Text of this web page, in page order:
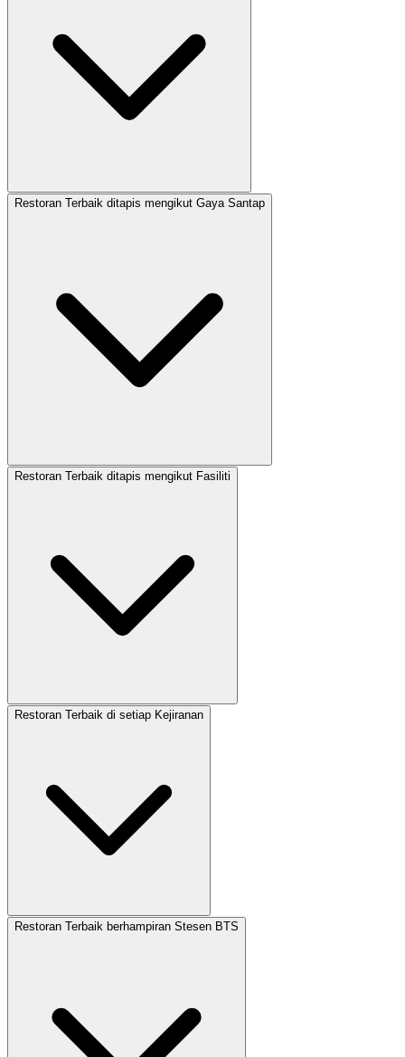
Restoran Terbaik ditapis mengikut Gaya Santap
Restoran Terbaik ditapis mengikut Fasiliti
Restoran Terbaik di setiap Kejiranan
Restoran Terbaik berhampiran Stesen BTS